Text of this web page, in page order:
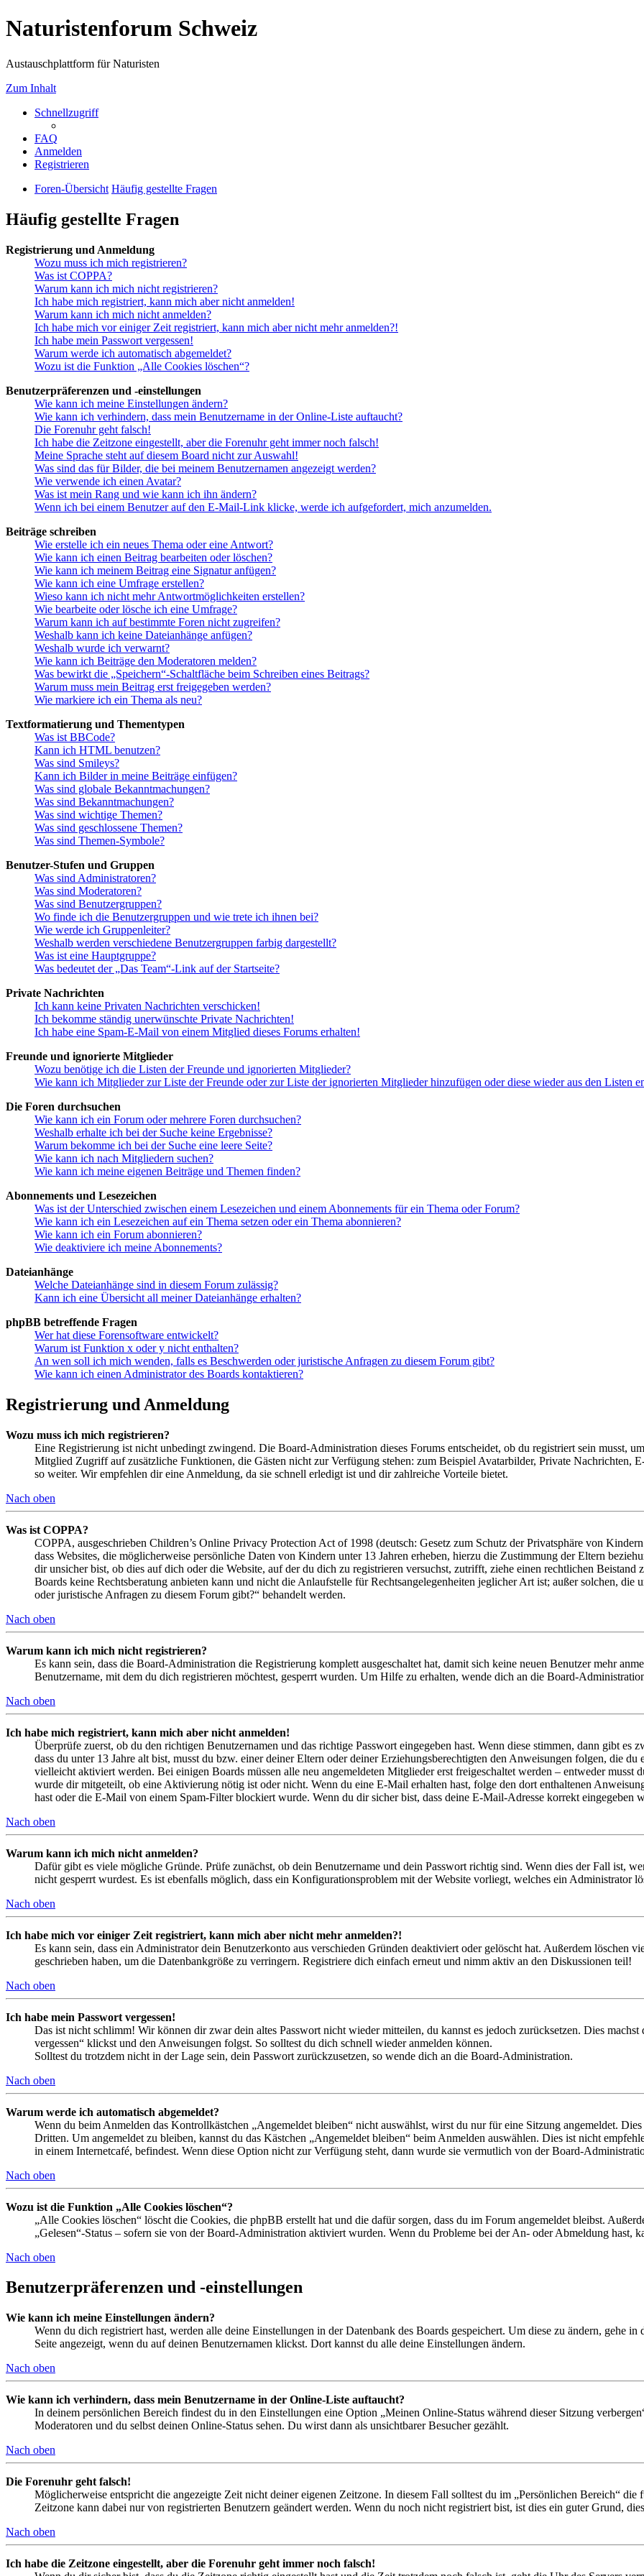
Naturistenforum Schweiz
Austauschplattform für Naturisten
Zum Inhalt
Schnellzugriff
FAQ
Anmelden
Registrieren
Foren-Übersicht Häufig gestellte Fragen
Häufig gestellte Fragen
Registrierung und Anmeldung
Wozu muss ich mich registrieren?
Was ist COPPA?
Warum kann ich mich nicht registrieren?
Ich habe mich registriert, kann mich aber nicht anmelden!
Warum kann ich mich nicht anmelden?
Ich habe mich vor einiger Zeit registriert, kann mich aber nicht mehr anmelden?!
Ich habe mein Passwort vergessen!
Warum werde ich automatisch abgemeldet?
Wozu ist die Funktion „Alle Cookies löschen“?
Benutzerpräferenzen und -einstellungen
Wie kann ich meine Einstellungen ändern?
Wie kann ich verhindern, dass mein Benutzername in der Online-Liste auftaucht?
Die Forenuhr geht falsch!
Ich habe die Zeitzone eingestellt, aber die Forenuhr geht immer noch falsch!
Meine Sprache steht auf diesem Board nicht zur Auswahl!
Was sind das für Bilder, die bei meinem Benutzernamen angezeigt werden?
Wie verwende ich einen Avatar?
Was ist mein Rang und wie kann ich ihn ändern?
Wenn ich bei einem Benutzer auf den E-Mail-Link klicke, werde ich aufgefordert, mich anzumelden.
Beiträge schreiben
Wie erstelle ich ein neues Thema oder eine Antwort?
Wie kann ich einen Beitrag bearbeiten oder löschen?
Wie kann ich meinem Beitrag eine Signatur anfügen?
Wie kann ich eine Umfrage erstellen?
Wieso kann ich nicht mehr Antwortmöglichkeiten erstellen?
Wie bearbeite oder lösche ich eine Umfrage?
Warum kann ich auf bestimmte Foren nicht zugreifen?
Weshalb kann ich keine Dateianhänge anfügen?
Weshalb wurde ich verwarnt?
Wie kann ich Beiträge den Moderatoren melden?
Was bewirkt die „Speichern“-Schaltfläche beim Schreiben eines Beitrags?
Warum muss mein Beitrag erst freigegeben werden?
Wie markiere ich ein Thema als neu?
Textformatierung und Thementypen
Was ist BBCode?
Kann ich HTML benutzen?
Was sind Smileys?
Kann ich Bilder in meine Beiträge einfügen?
Was sind globale Bekanntmachungen?
Was sind Bekanntmachungen?
Was sind wichtige Themen?
Was sind geschlossene Themen?
Was sind Themen-Symbole?
Benutzer-Stufen und Gruppen
Was sind Administratoren?
Was sind Moderatoren?
Was sind Benutzergruppen?
Wo finde ich die Benutzergruppen und wie trete ich ihnen bei?
Wie werde ich Gruppenleiter?
Weshalb werden verschiedene Benutzergruppen farbig dargestellt?
Was ist eine Hauptgruppe?
Was bedeutet der „Das Team“-Link auf der Startseite?
Private Nachrichten
Ich kann keine Privaten Nachrichten verschicken!
Ich bekomme ständig unerwünschte Private Nachrichten!
Ich habe eine Spam-E-Mail von einem Mitglied dieses Forums erhalten!
Freunde und ignorierte Mitglieder
Wozu benötige ich die Listen der Freunde und ignorierten Mitglieder?
Wie kann ich Mitglieder zur Liste der Freunde oder zur Liste der ignorierten Mitglieder hinzufügen oder diese wieder aus den Listen
Die Foren durchsuchen
Wie kann ich ein Forum oder mehrere Foren durchsuchen?
Weshalb erhalte ich bei der Suche keine Ergebnisse?
Warum bekomme ich bei der Suche eine leere Seite?
Wie kann ich nach Mitgliedern suchen?
Wie kann ich meine eigenen Beiträge und Themen finden?
Abonnements und Lesezeichen
Was ist der Unterschied zwischen einem Lesezeichen und einem Abonnements für ein Thema oder Forum?
Wie kann ich ein Lesezeichen auf ein Thema setzen oder ein Thema abonnieren?
Wie kann ich ein Forum abonnieren?
Wie deaktiviere ich meine Abonnements?
Dateianhänge
Welche Dateianhänge sind in diesem Forum zulässig?
Kann ich eine Übersicht all meiner Dateianhänge erhalten?
phpBB betreffende Fragen
Wer hat diese Forensoftware entwickelt?
Warum ist Funktion x oder y nicht enthalten?
An wen soll ich mich wenden, falls es Beschwerden oder juristische Anfragen zu diesem Forum gibt?
Wie kann ich einen Administrator des Boards kontaktieren?
Registrierung und Anmeldung
Wozu muss ich mich registrieren?
Eine Registrierung ist nicht unbedingt zwingend. Die Board-Administration dieses Forums entscheidet, ob du registriert sein musst,
Mitglied Zugriff auf zusätzliche Funktionen, die Gästen nicht zur Verfügung stehen: zum Beispiel Avatarbilder, Private Nachrichten,
so weiter. Wir empfehlen dir eine Anmeldung, da sie schnell erledigt ist und dir zahlreiche Vorteile bietet.
Nach oben
Was ist COPPA?
COPPA, ausgeschrieben Children’s Online Privacy Protection Act of 1998 (deutsch: Gesetz zum Schutz der Privatsphäre von
dass Websites, die möglicherweise persönliche Daten von Kindern unter 13 Jahren erheben, hierzu die Zustimmung der Eltern
dir unsicher bist, ob dies auf dich oder die Website, auf der du dich zu registrieren versuchst, zutrifft, ziehe einen rechtlichen
Boards keine Rechtsberatung anbieten kann und nicht die Anlaufstelle für Rechtsangelegenheiten jeglicher Art ist; außer solchen,
oder juristische Anfragen zu diesem Forum gibt?“ behandelt werden.
Nach oben
Warum kann ich mich nicht registrieren?
Es kann sein, dass die Board-Administration die Registrierung komplett ausgeschaltet hat, damit sich keine neuen Benutzer mehr
Benutzername, mit dem du dich registrieren möchtest, gesperrt wurden. Um Hilfe zu erhalten, wende dich an die Board-
Nach oben
Ich habe mich registriert, kann mich aber nicht anmelden!
Überprüfe zuerst, ob du den richtigen Benutzernamen und das richtige Passwort eingegeben hast. Wenn diese stimmen, dann gibt es
dass du unter 13 Jahre alt bist, musst du bzw. einer deiner Eltern oder deiner Erziehungsberechtigten den Anweisungen folgen, die
vielleicht aktiviert werden. Bei einigen Boards müssen alle neu angemeldeten Mitglieder erst freigeschaltet werden – entweder musst
wurde dir mitgeteilt, ob eine Aktivierung nötig ist oder nicht. Wenn du eine E-Mail erhalten hast, folge den dort enthaltenen
hast oder die E-Mail von einem Spam-Filter blockiert wurde. Wenn du dir sicher bist, dass deine E-Mail-Adresse korrekt eingegeben
Nach oben
Warum kann ich mich nicht anmelden?
Dafür gibt es viele mögliche Gründe. Prüfe zunächst, ob dein Benutzername und dein Passwort richtig sind. Wenn dies der Fall ist,
nicht gesperrt wurdest. Es ist ebenfalls möglich, dass ein Konfigurationsproblem mit der Website vorliegt, welches ein Administrator
Nach oben
Ich habe mich vor einiger Zeit registriert, kann mich aber nicht mehr anmelden?!
Es kann sein, dass ein Administrator dein Benutzerkonto aus verschieden Gründen deaktiviert oder gelöscht hat. Außerdem löschen
geschrieben haben, um die Datenbankgröße zu verringern. Registriere dich einfach erneut und nimm aktiv an den Diskussionen teil!
Nach oben
Ich habe mein Passwort vergessen!
Das ist nicht schlimm! Wir können dir zwar dein altes Passwort nicht wieder mitteilen, du kannst es jedoch zurücksetzen. Dies
vergessen“ klickst und den Anweisungen folgst. So solltest du dich schnell wieder anmelden können.
Solltest du trotzdem nicht in der Lage sein, dein Passwort zurückzusetzen, so wende dich an die Board-Administration.
Nach oben
Warum werde ich automatisch abgemeldet?
Wenn du beim Anmelden das Kontrollkästchen „Angemeldet bleiben“ nicht auswählst, wirst du nur für eine Sitzung angemeldet.
Dritten. Um angemeldet zu bleiben, kannst du das Kästchen „Angemeldet bleiben“ beim Anmelden auswählen. Dies ist nicht
in einem Internetcafé, befindest. Wenn diese Option nicht zur Verfügung steht, dann wurde sie vermutlich von der Board-
Nach oben
Wozu ist die Funktion „Alle Cookies löschen“?
„Alle Cookies löschen“ löscht die Cookies, die phpBB erstellt hat und die dafür sorgen, dass du im Forum angemeldet bleibst.
„Gelesen“-Status – sofern sie von der Board-Administration aktiviert wurden. Wenn du Probleme bei der An- oder Abmeldung hast,
Nach oben
Benutzerpräferenzen und -einstellungen
Wie kann ich meine Einstellungen ändern?
Wenn du dich registriert hast, werden alle deine Einstellungen in der Datenbank des Boards gespeichert. Um diese zu ändern, gehe
Seite angezeigt, wenn du auf deinen Benutzernamen klickst. Dort kannst du alle deine Einstellungen ändern.
Nach oben
Wie kann ich verhindern, dass mein Benutzername in der Online-Liste auftaucht?
In deinem persönlichen Bereich findest du in den Einstellungen eine Option „Meinen Online-Status während dieser Sitzung
Moderatoren und du selbst deinen Online-Status sehen. Du wirst dann als unsichtbarer Besucher gezählt.
Nach oben
Die Forenuhr geht falsch!
Möglicherweise entspricht die angezeigte Zeit nicht deiner eigenen Zeitzone. In diesem Fall solltest du im „Persönlichen Bereich“
Zeitzone kann dabei nur von registrierten Benutzern geändert werden. Wenn du noch nicht registriert bist, ist dies ein guter Grund,
Nach oben
Ich habe die Zeitzone eingestellt, aber die Forenuhr geht immer noch falsch!